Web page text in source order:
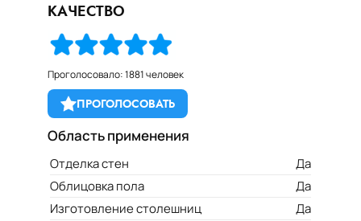
КАЧЕСТВО
Проголосовало: 1881 человек
ПРОГОЛОСОВАТЬ
Область применения
Отделка стен
Да
Облицовка пола
Да
Изготовление столешниц
Да